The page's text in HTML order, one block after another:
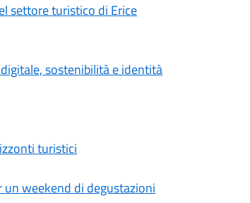
settore turistico di Erice
sostenibilità e identità
turistici
un weekend di degustazioni